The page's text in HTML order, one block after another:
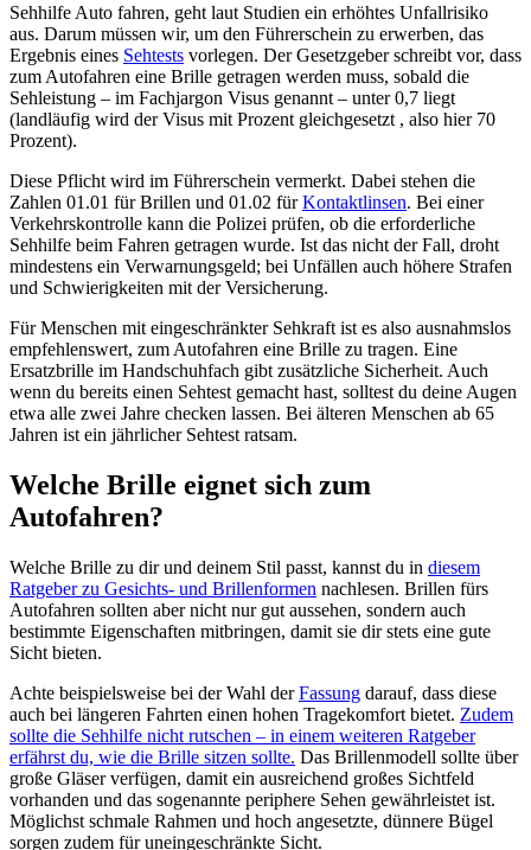
Sehhilfe Auto fahren, geht laut Studien ein erhöhtes Unfallrisiko
aus. Darum müssen wir, um den Führerschein zu erwerben, das
Ergebnis eines Sehtests vorlegen. Der Gesetzgeber schreibt vor, dass
zum Autofahren eine Brille getragen werden muss, sobald die
Sehleistung – im Fachjargon Visus genannt – unter 0,7 liegt
(landläufig wird der Visus mit Prozent gleichgesetzt , also hier 70
Prozent).
Diese Pflicht wird im Führerschein vermerkt. Dabei stehen die
Zahlen 01.01 für Brillen und 01.02 fürKontaktlinsen. Bei einer
Verkehrskontrolle kann die Polizei prüfen, ob die erforderliche
Sehhilfe beim Fahren getragen wurde. Ist das nicht der Fall, droht
mindestens ein Verwarnungsgeld; bei Unfällen auch höhere Strafen
und Schwierigkeiten mit der Versicherung.
Für Menschen mit eingeschränkter Sehkraft ist es also ausnahmslos
empfehlenswert, zum Autofahren eine Brille zu tragen. Eine
Ersatzbrille im Handschuhfach gibt zusätzliche Sicherheit. Auch
wenn du bereits einen Sehtest gemacht hast, solltest du deine Augen
etwa alle zwei Jahre checken lassen. Bei älteren Menschen ab 65
Jahren ist ein jährlicher Sehtest ratsam.
Welche Brille eignet sich zum
Autofahren?
Welche Brille zu dir und deinem Stil passt, kannst du in diesem
Ratgeber zu Gesichts- und Brillenformen nachlesen. Brillen fürs
Autofahren sollten aber nicht nur gut aussehen, sondern auch
bestimmte Eigenschaften mitbringen, damit sie dir stets eine gute
Sicht bieten.
Achte beispielsweise bei der Wahl derFassung darauf, dass diese
auch bei längeren Fahrten einen hohen Tragekomfort bietet. Zudem
sollte die Sehhilfe nicht rutschen – in einem weiteren Ratgeber
erfährst du, wie die Brille sitzen sollte. Das Brillenmodell sollte über
große Gläser verfügen, damit ein ausreichend großes Sichtfeld
vorhanden und das sogenannte periphere Sehen gewährleistet ist.
Möglichst schmale Rahmen und hoch angesetzte, dünnere Bügel
sorgen zudem für uneingeschränkte Sicht.